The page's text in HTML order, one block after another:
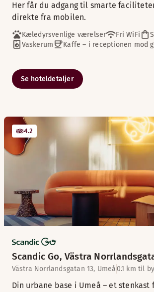
Her får du adgang til smarte
direkte fra mobilen.
Kæledyrsvenlige værelser Fri WiFi
Vaskerum
Kaffe – i receptionen mod
Se hoteldetaljer
4.2
Scandic Go, Västra
Västra Norrlandsgatan 13, Umeå0.1 km til
Din urbane base i Umeå – et stenkast